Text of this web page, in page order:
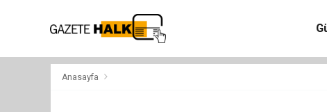
Anasayfa